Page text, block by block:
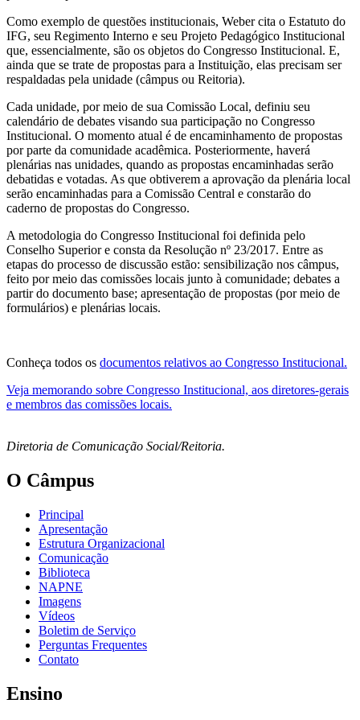
Como exemplo de questões institucionais, Weber cita o Estatuto do
IFG, seu Regimento Interno e seu Projeto Pedagógico Institucional
que, essencialmente, são os objetos do Congresso Institucional. E,
ainda que se trate de propostas para a Instituição, elas precisam ser
respaldadas pela unidade (câmpus ou Reitoria).
Cada unidade, por meio de sua Comissão Local, definiu seu
calendário de debates visando sua participação no Congresso
Institucional. O momento atual é de encaminhamento de propostas
por parte da comunidade acadêmica. Posteriormente, haverá
plenárias nas unidades, quando as propostas encaminhadas serão
debatidas e votadas. As que obtiverem a aprovação da plenária local
serão encaminhadas para a Comissão Central e constarão do
caderno de propostas do Congresso.
A metodologia do Congresso Institucional foi definida pelo
Conselho Superior e consta da Resolução nº 23/2017. Entre as
etapas do processo de discussão estão: sensibilização nos câmpus,
feito por meio das comissões locais junto à comunidade; debates a
partir do documento base; apresentação de propostas (por meio de
formulários) e plenárias locais.
Conheça todos os documentos relativos ao Congresso Institucional.
Veja memorando sobre Congresso Institucional, aos diretores-gerais
e membros das comissões locais.
Diretoria de Comunicação Social/Reitoria.
O Câmpus
Principal
Apresentação
Estrutura Organizacional
Comunicação
Biblioteca
NAPNE
Imagens
Vídeos
Boletim de Serviço
Perguntas Frequentes
Contato
Ensino